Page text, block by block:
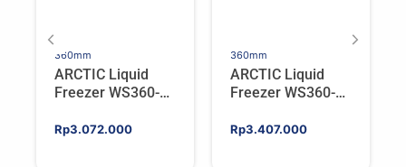
360mm
ARCTIC Liquid
Freezer WS360-
AIO CPU Water
Rp3.072.000
360mm
ARCTIC Liquid
Freezer WS360-
AIO CPU Water
Rp3.407.000